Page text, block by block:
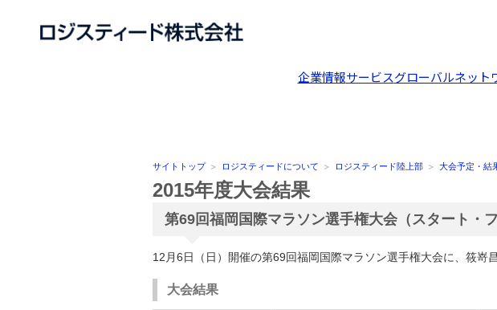
企業情報サービスグローバルネット
サイトトップ ロジスティードについて ロジスティード陸上部 大会予定・結
2015年度大会結果
第69回福岡国際マラソン選手権大会（スタート・
12月6日（日）開催の第69回福岡国際マラソン選手権大会に、筱嵜
大会結果